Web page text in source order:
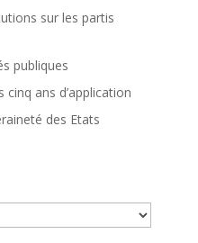
sur les partis
publiques
cinq ans d’application
des Etats